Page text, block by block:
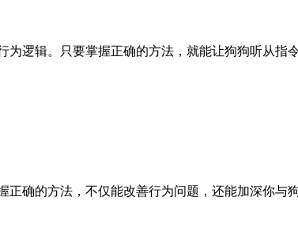
逻辑。只要掌握正确的方法，就能让狗狗听从指
确的方法，不仅能改善行为问题，还能加深你与